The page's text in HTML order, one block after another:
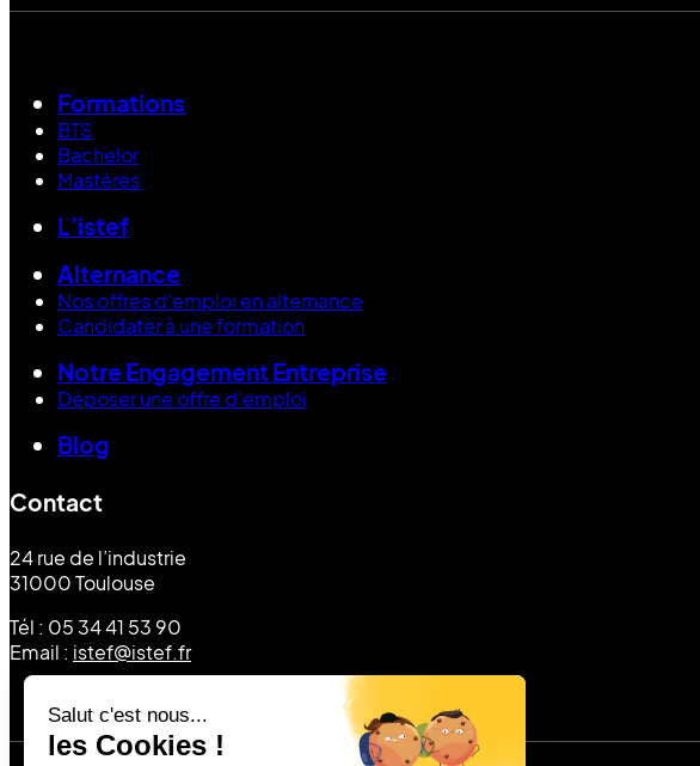
Formations
BTS
Bachelor
Mastères
L’istef
Alternance
Nos offres d’emploi en alternance
Candidater à une formation
Notre Engagement Entreprise
Déposer une offre d’emploi
Blog
Contact
24 rue de l’industrie
31000 Toulouse
Tél : 05 34 41 53 90
Email : istef@istef.fr